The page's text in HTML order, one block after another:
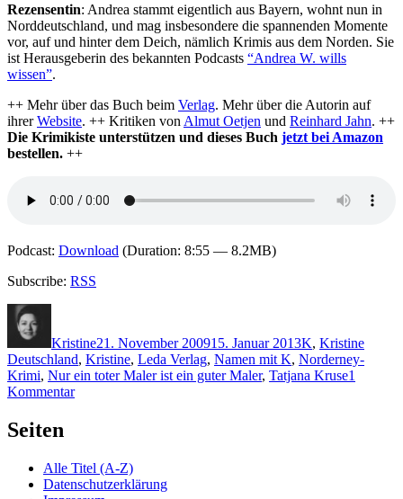
Rezensentin: Andrea stammt eigentlich aus Bayern, wohnt nun in
Norddeutschland, und mag insbesondere die spannenden Momente
vor, auf und hinter dem Deich, nämlich Krimis aus dem Norden. Sie
ist Herausgeberin des bekannten Podcasts “Andrea W. wills
wissen”.
++ Mehr über das Buch beim Verlag. Mehr über die Autorin auf
ihrerWebsite. ++ Kritiken von Almut Oetjen und Reinhard Jahn. ++
Die Krimikiste unterstützen und dieses Buch jetzt bei Amazon
bestellen. ++
Podcast: Download (Duration: 8:55 — 8.2MB)
Subscribe: RSS
Kristine21. November 200915. Januar 2013K, Kristine
Deutschland, Kristine, Leda Verlag, Namen mit K, Norderney-
Krimi, Nur ein toter Maler ist ein guter Maler, Tatjana Kruse1
Kommentarzu
–
Nur
Seiten
Alle Titel (A-Z)
Datenschutzerklärung